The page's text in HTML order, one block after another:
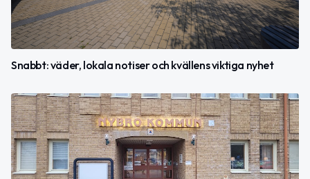
Snabbt: väder, lokala notiser och kvällens viktiga nyhet